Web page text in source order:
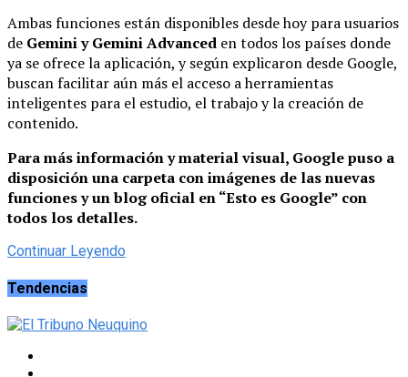
Ambas funciones están disponibles desde hoy para usuarios
de Gemini y Gemini Advanced en todos los países donde
ya se ofrece la aplicación, y según explicaron desde Google,
buscan facilitar aún más el acceso a herramientas
inteligentes para el estudio, el trabajo y la creación de
contenido.
Para más información y material visual, Google puso a
disposición una carpeta con imágenes de las nuevas
funciones y un blog oficial en “Esto es Google” con
todos los detalles.
Continuar Leyendo
Tendencias